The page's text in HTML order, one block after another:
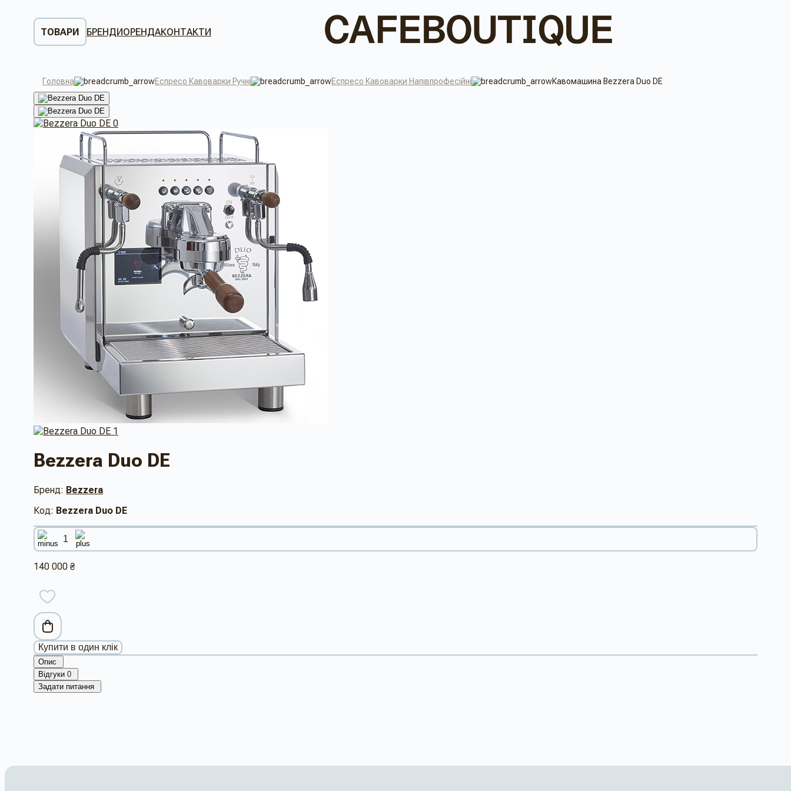
ТОВАРИ БРЕНДИОРЕНДАКОНТАКТИ
Головна Еспресо Кавоварки Ручні Еспресо Кавоварки Напівпрофесійні Кавомашина Bezzera Duo DE
Bezzera Duo DE
Бренд: Bezzera
Код: Bezzera Duo DE
140 000 ₴
Купити в один клік
Опис
Відгуки 0
Задати питання